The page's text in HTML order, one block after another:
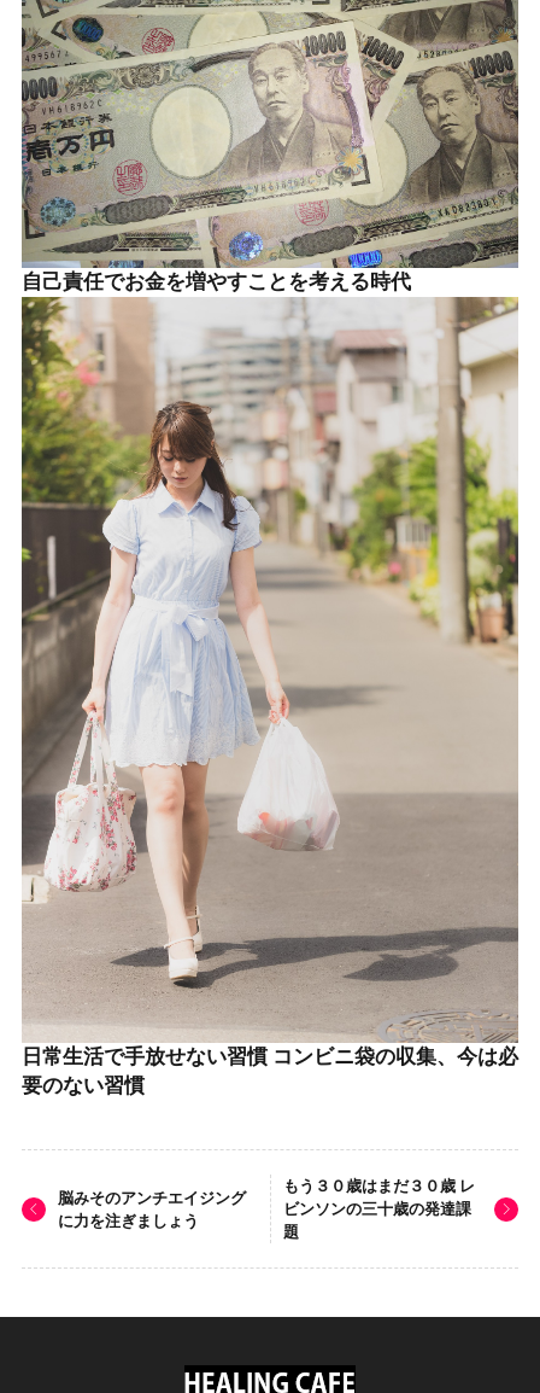
自己責任でお金を増やすことを考える時代
日常生活で手放せない習慣 コンビニ袋の収集、今は必
要のない習慣
脳みそのアンチエイジング
に力を注ぎましょう
もう３０歳はまだ３０歳 レ
ビンソンの三十歳の発達課
題